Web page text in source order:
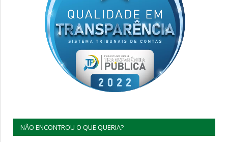
NÃO ENCONTROU O QUE QUERIA?